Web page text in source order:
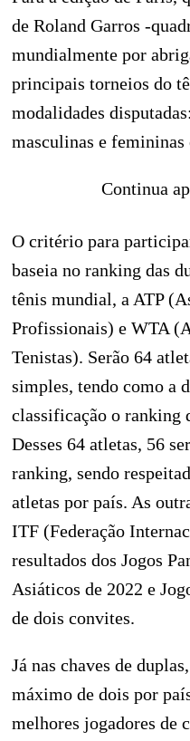
de Roland Garros -
mundialmente por
principais torneios do
modalidades
masculinas e femininas
Continua
O critério para
baseia no ranking das
tênis mundial, a ATP
Profissionais) e WTA
Tenistas). Serão 64
simples, tendo como a
classificação o ranking
Desses 64 atletas, 56
ranking, sendo
atletas por país. As
ITF (Federação
resultados dos Jogos
Asiáticos de 2022 e
de dois convites.
Já nas chaves de
máximo de dois por
melhores jogadores de